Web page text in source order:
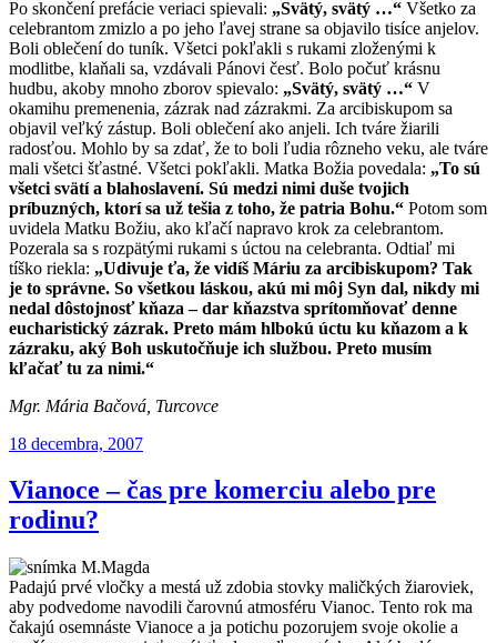
Po skončení prefácie veriaci spievali: „Svätý, svätý …“ Všetko za
celebrantom zmizlo a po jeho ľavej strane sa objavilo tisíce anjelov.
Boli oblečení do tuník. Všetci pokľakli s rukami zloženými k
modlitbe, klaňali sa, vzdávali Pánovi česť. Bolo počuť krásnu
hudbu, akoby mnoho zborov spievalo: „Svätý, svätý …“ V
okamihu premenenia, zázrak nad zázrakmi. Za arcibiskupom sa
objavil veľký zástup. Boli oblečení ako anjeli. Ich tváre žiarili
radosťou. Mohlo by sa zdať, že to boli ľudia rôzneho veku, ale tváre
mali všetci šťastné. Všetci pokľakli. Matka Božia povedala: „To sú
všetci svätí a blahoslavení. Sú medzi nimi duše tvojich
príbuzných, ktorí sa už tešia z toho, že patria Bohu.“ Potom som
uvidela Matku Božiu, ako kľačí napravo krok za celebrantom.
Pozerala sa s rozpätými rukami s úctou na celebranta. Odtiaľ mi
tíško riekla: „Udivuje ťa, že vidíš Máriu za arcibiskupom? Tak
je to správne. So všetkou láskou, akú mi môj Syn dal, nikdy mi
nedal dôstojnosť kňaza – dar kňazstva sprítomňovať denne
eucharistický zázrak. Preto mám hlbokú úctu ku kňazom a k
zázraku, aký Boh uskutočňuje ich službou. Preto musím
kľačať tu za nimi.“
Mgr. Mária Bačová, Turcovce
Publikované
18 decembra, 2007
Vianoce – čas pre komerciu alebo pre
rodinu?
Padajú prvé vločky a mestá už zdobia stovky maličkých žiaroviek,
aby podvedome navodili čarovnú atmosféru Vianoc. Tento rok ma
čakajú osemnáste Vianoce a ja potichu pozorujem svoje okolie a